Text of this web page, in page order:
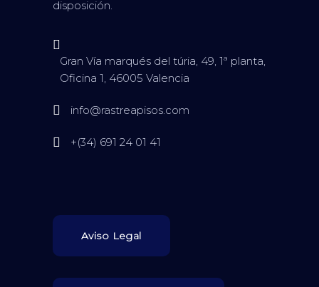
disposición.
Gran Vía marqués del túria, 49, 1ª planta,
Oficina 1, 46005 Valencia
info@rastreapisos.com
+(34) 691 24 01 41
Aviso Legal